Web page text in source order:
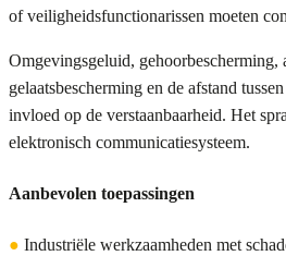
of veiligheidsfunctionarissen moeten
Omgevingsgeluid, gehoorbescherming,
gelaatsbescherming en de afstand
invloed op de verstaanbaarheid. Het
elektronisch communicatiesysteem.
Aanbevolen toepassingen
● Industriële werkzaamheden met